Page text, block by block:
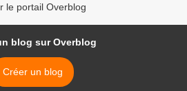
le portail Overblog
blog sur Overblog
Créer un blog